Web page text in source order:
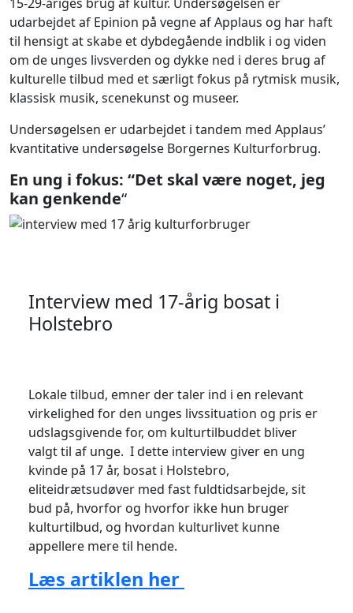
udarbejdet af Epinion på vegne af Applaus og har haft
til hensigt at skabe et dybdegående indblik i og viden
om de unges livsverden og dykke ned i deres brug af
kulturelle tilbud med et særligt fokus på rytmisk musik,
klassisk musik, scenekunst og museer.
Undersøgelsen er udarbejdet i tandem med Applaus’
kvantitative undersøgelse Borgernes Kulturforbrug.
En ung i fokus: “Det skal være noget, jeg
kan genkende“
Interview med 17-årig bosat i
Holstebro
Lokale tilbud, emner der taler ind i en relevant
virkelighed for den unges livssituation og pris er
udslagsgivende for, om kulturtilbuddet bliver
valgt til af unge. I dette interview giver en ung
kvinde på 17 år, bosat i Holstebro,
eliteidrætsudøver med fast fuldtidsarbejde, sit
bud på, hvorfor og hvorfor ikke hun bruger
kulturtilbud, og hvordan kulturlivet kunne
appellere mere til hende.
Læs artiklen her